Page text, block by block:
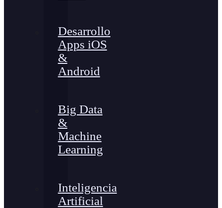
Desarrollo
Apps iOS
&
Android
Big Data
&
Machine
Learning
Inteligencia
Artificial